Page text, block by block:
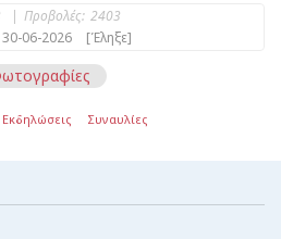
| Προβολές: 2403
30-06-2026
[Έληξε]
Εκδηλώσεις Συναυλίες